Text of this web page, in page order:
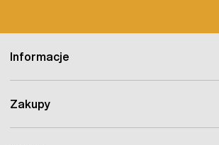
Informacje
Zakupy